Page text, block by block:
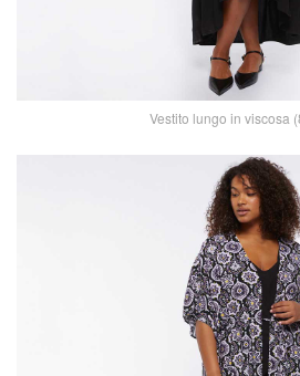
Vestito lungo in viscosa